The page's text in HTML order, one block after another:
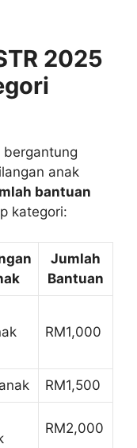
2025
anak
bantuan
kategori:
Jumlah
Bantuan
RM1,000
RM1,500
RM2,000